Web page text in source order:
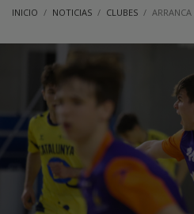
INICIO NOTICIAS CLUBES ARRANCA